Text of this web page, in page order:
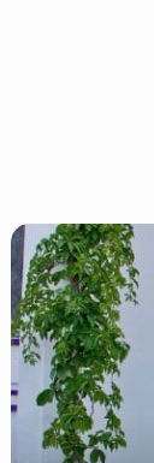
2026
Resmi
Tatiller,
2026’de
Kaç
Gün
Tatil
Var?